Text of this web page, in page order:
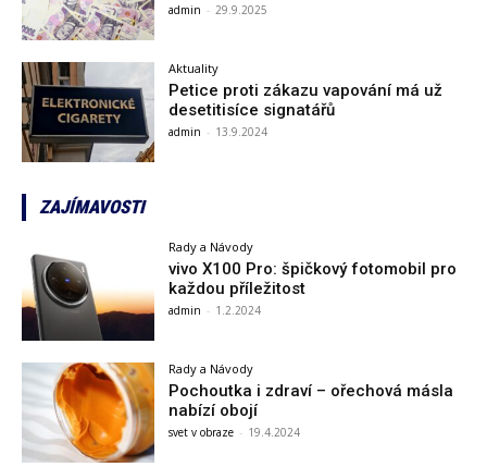
admin - 29.9.2025
Aktuality
Petice proti zákazu vapování má už
desetitisíce signatářů
admin - 13.9.2024
ZAJÍMAVOSTI
Rady a Návody
vivo X100 Pro: špičkový fotomobil pro
každou příležitost
admin - 1.2.2024
Rady a Návody
Pochoutka i zdraví – ořechová másla
nabízí obojí
svet v obraze - 19.4.2024